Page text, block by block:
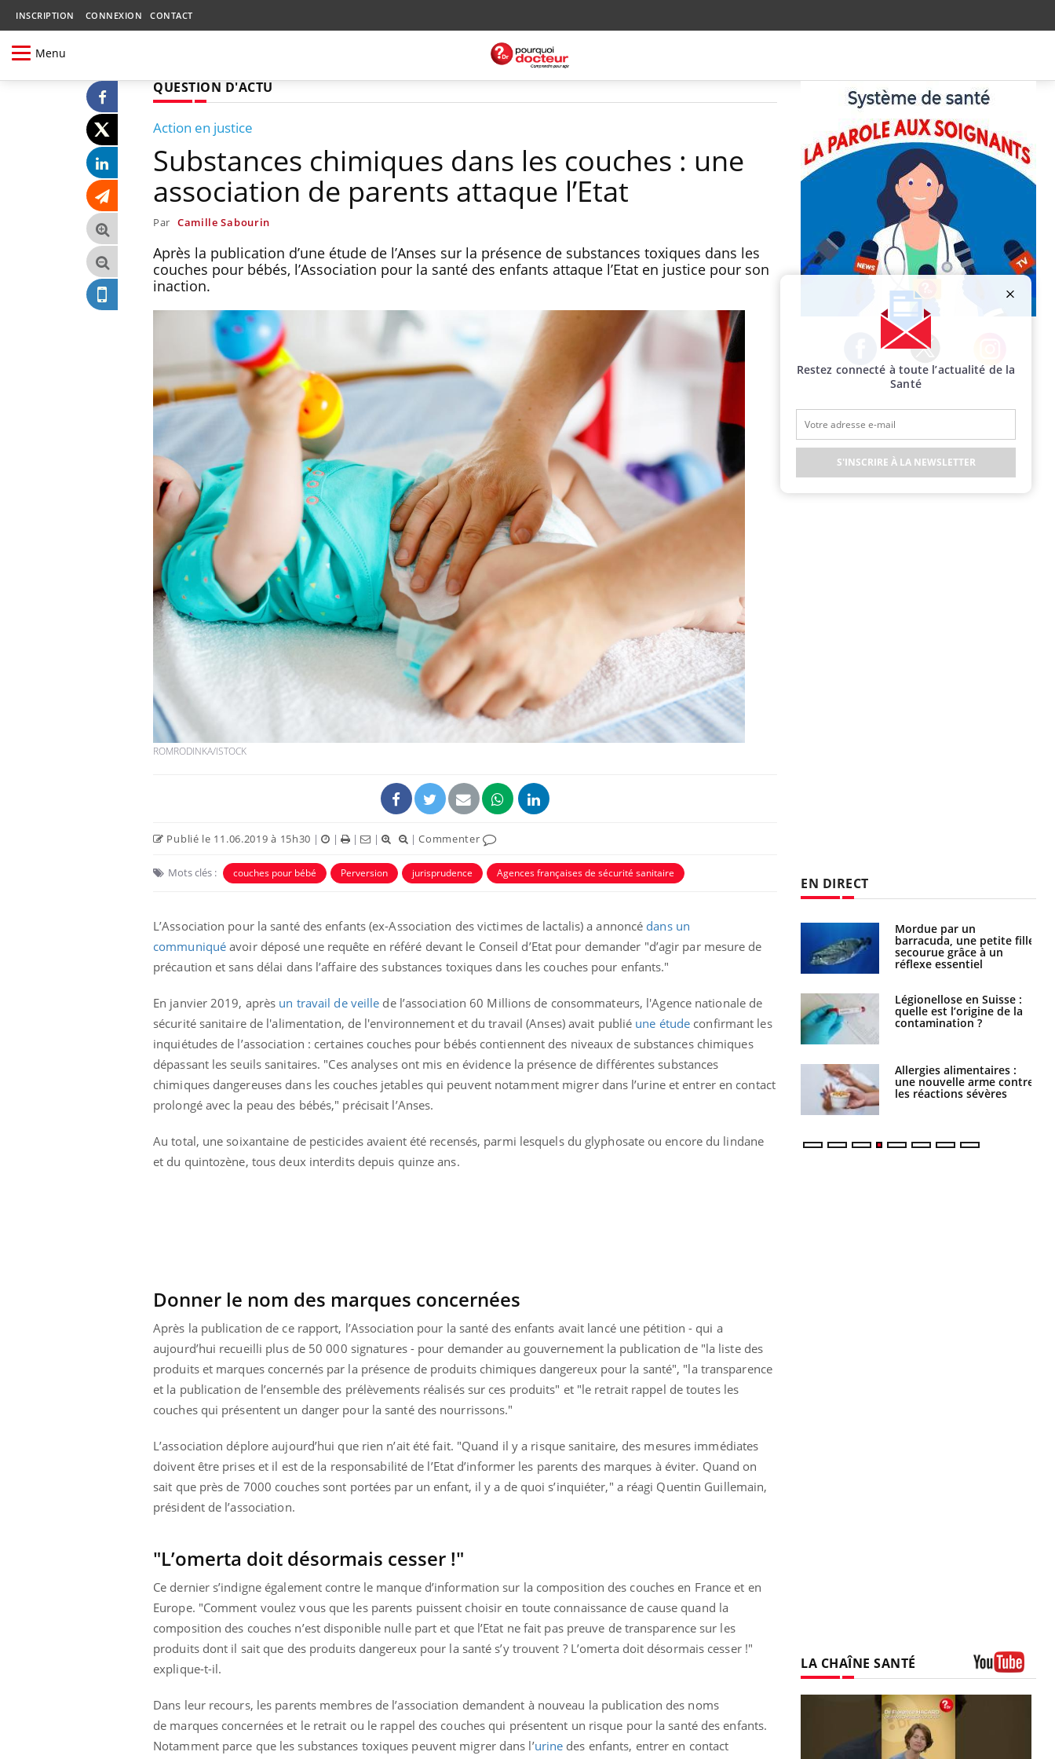
INSCRIPTION CONNEXION CONTACT
Menu
QUESTION D'ACTU
Action en justice
Substances chimiques dans les couches : une
association de parents attaque l’Etat
Par Camille Sabourin
Après la publication d’une étude de l’Anses sur la présence de substances toxiques dans les
couches pour bébés, l’Association pour la santé des enfants attaque l’Etat en justice pour son
inaction.
ROMRODINKA/ISTOCK
Publié le 11.06.2019 à 15h30 | | | | |Commenter
Mots clés : couches pour bébé Perversion jurisprudence Agences françaises de sécurité sanitaire
L’Association pour la santé des enfants (ex-Association des victimes de lactalis) a annoncé dans un
communiqué avoir déposé une requête en référé devant le Conseil d’Etat pour demander "d’agir par mesure de
précaution et sans délai dans l’affaire des substances toxiques dans les couches pour enfants."
En janvier 2019, après un travail de veille de l’association 60 Millions de consommateurs, l'Agence nationale de
sécurité sanitaire de l'alimentation, de l'environnement et du travail (Anses)avait publié une étude confirmant les
inquiétudes de l’association : certaines couches pour bébés contiennent des niveaux de substances chimiques
dépassant les seuils sanitaires. "Ces analyses ont mis en évidence la présence de différentes substances
chimiques dangereuses dans les couches jetables qui peuvent notamment migrer dans l’urine et entrer en contact
prolongé avec la peau des bébés," précisait l’Anses.
Au total, une soixantaine de pesticides avaient été recensés, parmi lesquels du glyphosate ou encore du lindane
et du quintozène, tous deux interdits depuis quinze ans.
Donner le nom des marques concernées
Après la publication de ce rapport, l’Association pour la santé des enfants avait lancé une pétition - qui a
aujourd’hui recueilli plus de 50 000 signatures - pour demander au gouvernement la publication de "la liste des
produits et marques concernés par la présence de produits chimiques dangereux pour la santé", "la transparence
et la publication de l’ensemble des prélèvements réalisés sur ces produits" et "le retrait rappel de toutes les
couches qui présentent un danger pour la santé des nourrissons."
L’association déplore aujourd’hui que rien n’ait été fait. "Quand il y a risque sanitaire, des mesures immédiates
doivent être prises et il est de la responsabilité de l’Etat d’informer les parents des marques à éviter. Quand on
sait que près de 7000 couches sont portées par un enfant, il y a de quoi s’inquiéter," a réagi Quentin Guillemain,
président de l’association.
"L’omerta doit désormais cesser !"
Ce dernier s’indigne également contre le manque d’information sur la composition des couches en France et en
Europe. "Comment voulez vous que les parents puissent choisir en toute connaissance de cause quand la
composition des couches n’est disponible nulle part et que l’Etat ne fait pas preuve de transparence sur les
produits dont il sait que des produits dangereux pour la santé s’y trouvent ? L’omerta doit désormais cesser !"
explique-t-il.
Dans leur recours, les parents membres de l’association demandent à nouveau la publication des noms
de marques concernées et le retrait ou le rappel des couches qui présentent un risque pour la santé des enfants.
Notamment parce queles substances toxiques peuvent migrer dans l’urine des enfants, entrer en contact
Facebook Twitter Instagram
EN DIRECT
La sieste empêche-t-elle
de dormir la nuit ?
VIH : la fin du comprimé
tous les jours se profile-t-
elle enfin ?
Pourquoi votre ventre
gâche-t-il les premiers
jours de vos vacances ?
Fortes chaleurs :
pourquoi le risque de
noyade grimpe-t-il ?
Le Viagra pourrait-il
freiner la propagation du
cancer ?
Pourquoi manger moins
de protéines pourrait
finalement être bénéfique
Grossesse et chaleur : ce
que dit la science
Le smartphone nuit-il à
l'apprentissage de la
lecture ?
Mordue par une tique en
vacances, elle reste dans
le coma pendant 42 jours
Mordue par un
barracuda, une petite fille
secourue grâce à un
réflexe essentiel
Légionellose en Suisse :
quelle est l’origine de la
contamination ?
Allergies alimentaires :
une nouvelle arme contre
les réactions sévères
LA CHAÎNE SANTÉ
Restez connecté à toute l’actualité de la
Santé
S'INSCRIRE À LA NEWSLETTER